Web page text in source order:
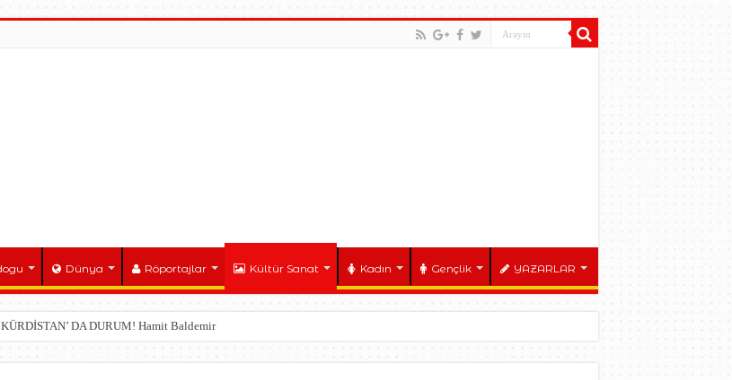
Dünya Röportajlar Kültür Sanat Kadın Gençlik YAZARLAR
DA DURUM! Hamit Baldemir